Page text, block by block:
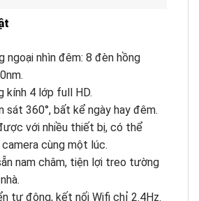
ngoại nhìn đêm: 8 đèn hồng
kính 4 lớp full HD.
sát 360°, bất kể ngày hay đêm.
với nhiều thiết bị, có thể
cùng một lúc.
nam châm, tiện lợi treo tường
tự động, kết nối Wifi chỉ 2.4Hz.